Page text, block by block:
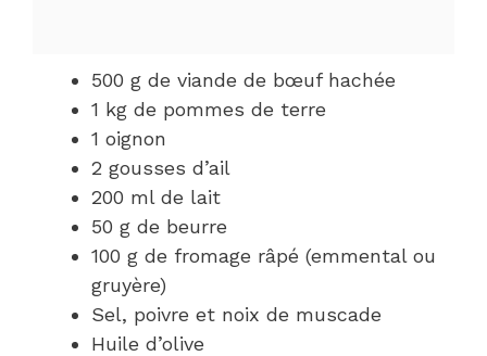
500 g de viande de bœuf hachée
1 kg de pommes de terre
1 oignon
2 gousses d’ail
200 ml de lait
50 g de beurre
100 g de fromage râpé (emmental ou
gruyère)
Sel, poivre et noix de muscade
Huile d’olive